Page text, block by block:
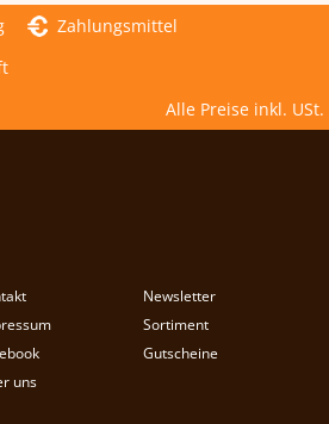
Zahlungsmittel
Alle Preise inkl. USt.
Newsletter
Sortiment
Gutscheine
uns